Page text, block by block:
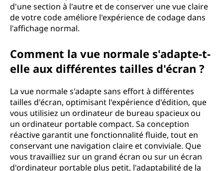
d'une section à l'autre et de conserver une vue claire
de votre code améliore l'expérience de codage dans
l'affichage normal.
Comment la vue normale s'adapte-t-
elle aux différentes tailles d'écran ?
La vue normale s'adapte sans effort à différentes
tailles d'écran, optimisant l'expérience d'édition, que
vous utilisiez un ordinateur de bureau spacieux ou
un ordinateur portable compact. Sa conception
réactive garantit une fonctionnalité fluide, tout en
conservant une navigation claire et conviviale. Que
vous travailliez sur un grand écran ou sur un écran
d'ordinateur portable plus petit, l'adaptabilité de la